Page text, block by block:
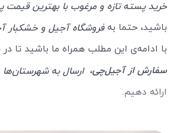
خرید پسته تازه و مرغوب با بهترین قیمت
باشید، حتما بهفروشگاه آجیل و خشکبار
با ادامه‌ی این مطلب همراه ما باشید
سفارش از آجیل‌چی، ارسال به شهرستان‌ها
ارائه دهیم.